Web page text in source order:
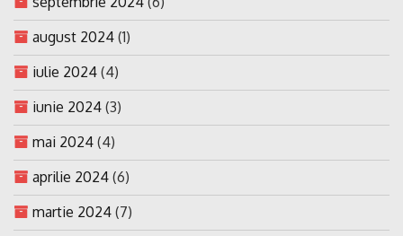
august 2024 (1)
iulie 2024 (4)
iunie 2024 (3)
mai 2024 (4)
aprilie 2024 (6)
martie 2024 (7)